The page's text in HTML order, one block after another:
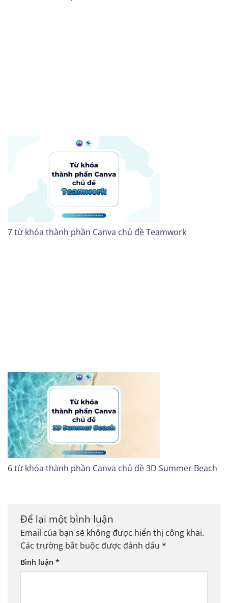
7 từ khóa thành phần Canva chủ đề Teamwork
6 từ khóa thành phần Canva chủ đề 3D Summer Beach
Để lại một bình luận
Email của bạn sẽ không được hiển thị công khai.
Các trường bắt buộc được đánh dấu *
Bình luận *